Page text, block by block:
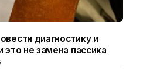
диагностику и
это не замена пассика